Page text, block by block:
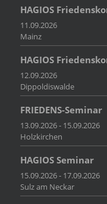
HAGIOS
11.09.2026
Mainz
HAGIOS
12.09.2026
Dippoldiswalde
FRIEDENS-Seminar
13.09.2026 - 15.09.2026
Holzkirchen
HAGIOS Seminar
15.09.2026 - 17.09.2026
Sulz am Neckar